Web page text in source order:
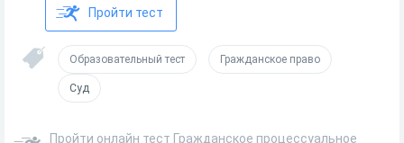
Пройти тест
Образовательный тест Гражданское право
Суд
Пройти онлайн тест Гражданское процессуальное